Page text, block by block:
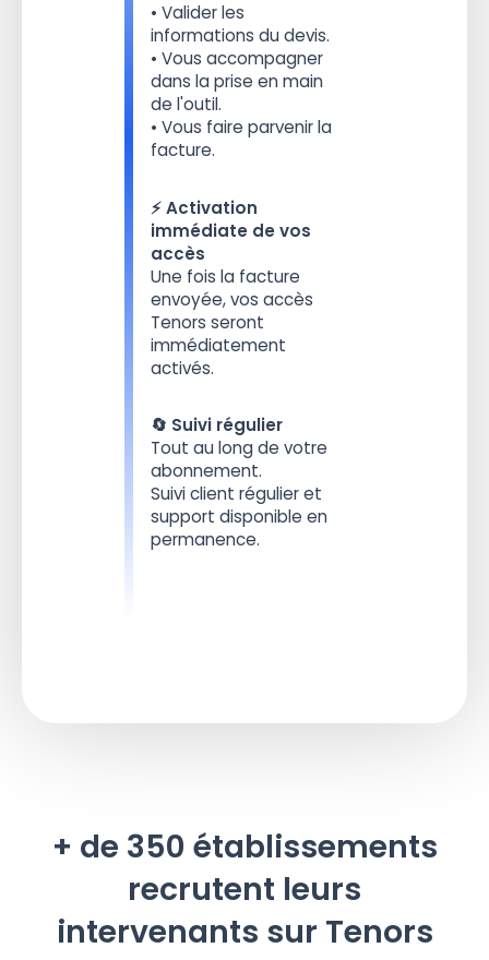
• Valider les
informations du devis.
• Vous accompagner
dans la prise en main
de l'outil.
• Vous faire parvenir la
facture.
⚡️ Activation
immédiate de vos
accès
Une fois la facture
envoyée, vos accès
Tenors seront
immédiatement
activés.
🔄 Suivi régulier
Tout au long de votre
abonnement.
Suivi client régulier et
support disponible en
permanence.
+ de 350 établissements
recrutent leurs
intervenants sur Tenors